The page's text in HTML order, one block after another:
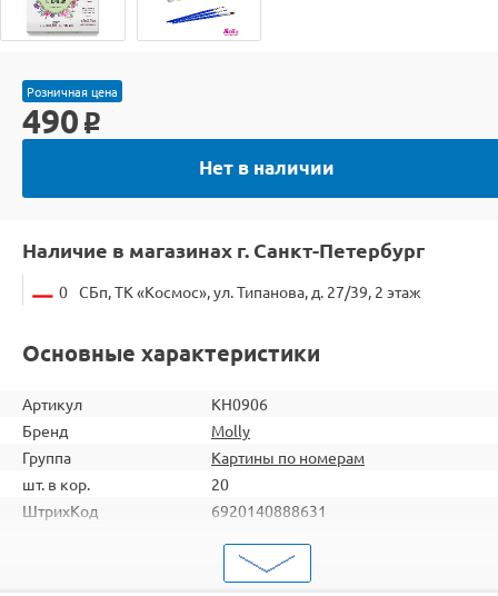
Розничная цена
490 o
Нет в наличии
Наличие в магазинах г. Санкт-Петербург
0 СБп, ТК «Космос», ул. Типанова, д. 27/39, 2 этаж
Основные характеристики
Артикул
KH0906
Бренд
Molly
Группа
Картины по номерам
шт. в кор.
20
ШтрихКод
6920140888631
Портрет